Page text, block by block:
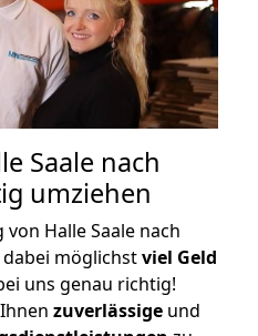
Saale nach
umziehen
Halle Saale nach
möglichstviel Geld
uns genau richtig!
zuverlässige und